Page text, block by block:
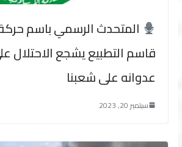
المتحدث الرسمي باسم
قاسم التطبيع يشجع الاحتلال
عدوانه على شعبنا
سبتمبر 20, 2023